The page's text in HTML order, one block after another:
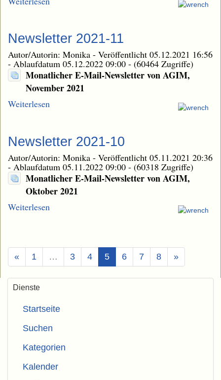
Newsletter 2021-11
Autor/Autorin: Monika - Veröffentlicht 05.12.2021 16:56
- Ablaufdatum 05.12.2022 09:00 - (60464 Zugriffe)
Monatlicher E-Mail-Newsletter von AGIM,
November 2021
Weiterlesen
Newsletter 2021-10
Autor/Autorin: Monika - Veröffentlicht 05.11.2021 20:36
- Ablaufdatum 05.11.2022 09:00 - (60318 Zugriffe)
Monatlicher E-Mail-Newsletter von AGIM,
Oktober 2021
Weiterlesen
« 1 … 3 4 5(Aktuell)
6 7 8 »
Dienste
Startseite
Suchen
Kategorien
Kalender